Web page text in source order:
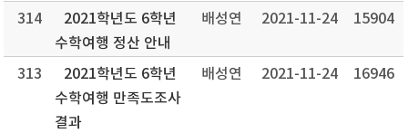
314
2021학년도 6학년
수학여행 정산 안내
배성연 2021-11-24 15904
313
2021학년도 6학년
수학여행 만족도조사
결과
배성연 2021-11-24 16946